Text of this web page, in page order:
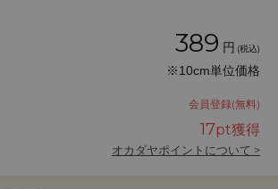
389 円 (税込)
※10cm単位価格
会員登録(無料)
17pt獲得
オカダヤポイントについて >